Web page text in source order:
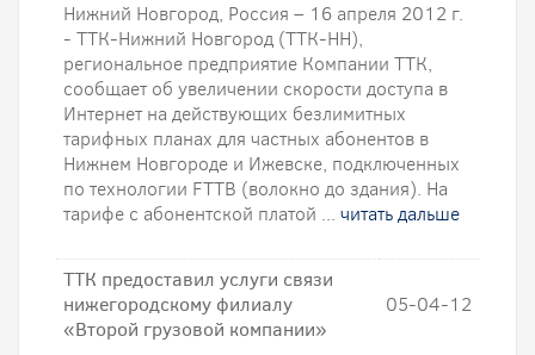
Нижний Новгород, Россия – 16 апреля 2012 г.
- ТТК-Нижний Новгород (ТТК-НН),
региональное предприятие Компании ТТК,
сообщает об увеличении скорости доступа в
Интернет на действующих безлимитных
тарифных планах для частных абонентов в
Нижнем Новгороде и Ижевске, подключенных
по технологии FTTB (волокно до здания). На
тарифе с абонентской платой ... читать дальше
ТТК предоставил услуги связи
нижегородскому филиалу
«Второй грузовой компании»
05-04-12